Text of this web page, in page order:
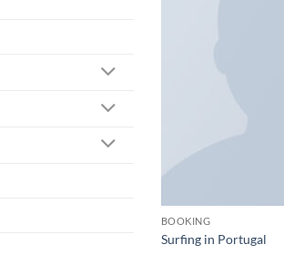
BOOKING
Surfing in Portugal